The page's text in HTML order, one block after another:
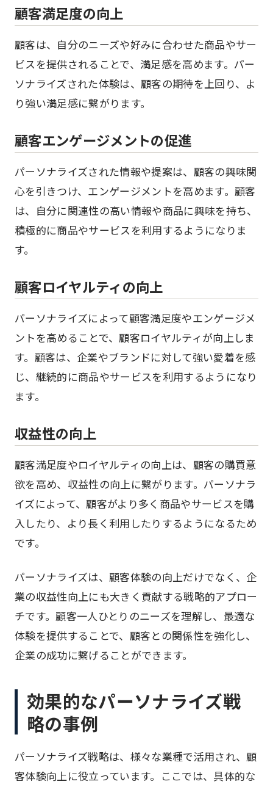
顧客満足度の向上
顧客は、自分のニーズや好みに合わせた商品やサー
ビスを提供されることで、満足感を高めます。パー
ソナライズされた体験は、顧客の期待を上回り、よ
り強い満足感に繋がります。
顧客エンゲージメントの促進
パーソナライズされた情報や提案は、顧客の興味関
心を引きつけ、エンゲージメントを高めます。顧客
は、自分に関連性の高い情報や商品に興味を持ち、
積極的に商品やサービスを利用するようになりま
す。
顧客ロイヤルティの向上
パーソナライズによって顧客満足度やエンゲージメ
ントを高めることで、顧客ロイヤルティが向上しま
す。顧客は、企業やブランドに対して強い愛着を感
じ、継続的に商品やサービスを利用するようになり
ます。
収益性の向上
顧客満足度やロイヤルティの向上は、顧客の購買意
欲を高め、収益性の向上に繋がります。パーソナラ
イズによって、顧客がより多く商品やサービスを購
入したり、より長く利用したりするようになるため
です。
パーソナライズは、顧客体験の向上だけでなく、企
業の収益性向上にも大きく貢献する戦略的アプロー
チです。顧客一人ひとりのニーズを理解し、最適な
体験を提供することで、顧客との関係性を強化し、
企業の成功に繋げることができます。
効果的なパーソナライズ戦
略の事例
パーソナライズ戦略は、様々な業種で活用され、顧
客体験向上に役立っています。ここでは、具体的な